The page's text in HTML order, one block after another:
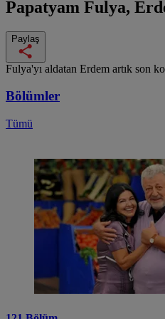
Papatyam Fulya,
Paylaş
Fulya'yı aldatan Erdem artık son
Bölümler
Tümü